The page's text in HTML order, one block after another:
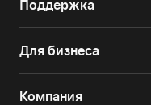
Поддержка
Для бизнеса
Компания